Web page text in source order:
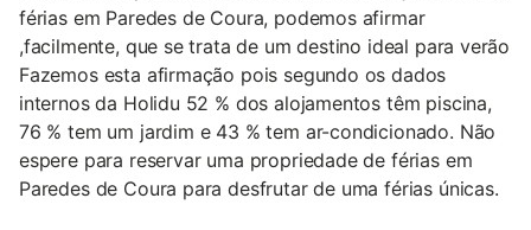
férias em Paredes de Coura, podemos afirmar
,facilmente, que se trata de um destino ideal para verão
Fazemos esta afirmação pois segundo os dados
internos da Holidu 52 % dos alojamentos têm piscina,
76 % tem um jardim e 43 % tem ar-condicionado. Não
espere para reservar uma propriedade de férias em
Paredes de Coura para desfrutar de uma férias únicas.